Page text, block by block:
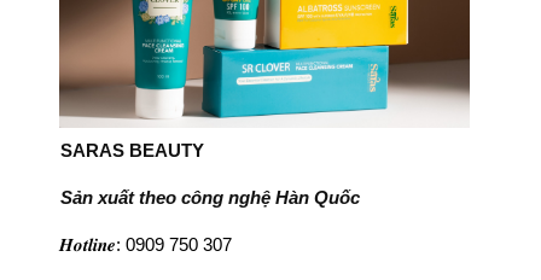
SARAS BEAUTY
Sản xuất theo công nghệ Hàn Quốc
𝑯𝒐𝒕𝒍𝒊𝒏𝒆: 0909 750 307